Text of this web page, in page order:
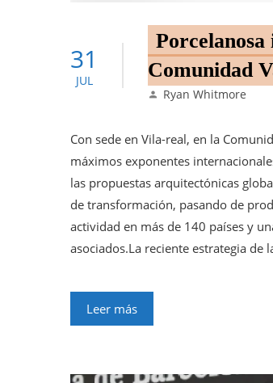
31
JUL
Porcelanosa
Comunidad
Ryan Whitmore
Con sede en Vila-real, en la
máximos exponentes
las propuestas arquitectónicas
de transformación, pasando de
actividad en más de 140 países y
asociados.La reciente estrategia
Leer más